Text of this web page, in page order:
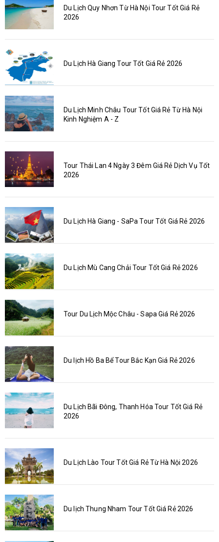
Du Lịch Quy Nhơn Từ Hà Nội Tour Tốt Giá Rẻ
2026
Du Lịch Hà Giang Tour Tốt Giá Rẻ 2026
Du Lịch Minh Châu Tour Tốt Giá Rẻ Từ Hà Nội
Kinh Nghiệm A - Z
Tour Thái Lan 4 Ngày 3 Đêm Giá Rẻ Dịch Vụ Tốt
2026
Du Lịch Hà Giang - SaPa Tour Tốt Giá Rẻ 2026
Du Lịch Mù Cang Chải Tour Tốt Giá Rẻ 2026
Tour Du Lịch Mộc Châu - Sapa Giá Rẻ 2026
Du lịch Hồ Ba Bể Tour Bắc Kạn Giá Rẻ 2026
Du Lịch Bãi Đông, Thanh Hóa Tour Tốt Giá Rẻ
2026
Du Lịch Lào Tour Tốt Giá Rẻ Từ Hà Nội 2026
Du lịch Thung Nham Tour Tốt Giá Rẻ 2026